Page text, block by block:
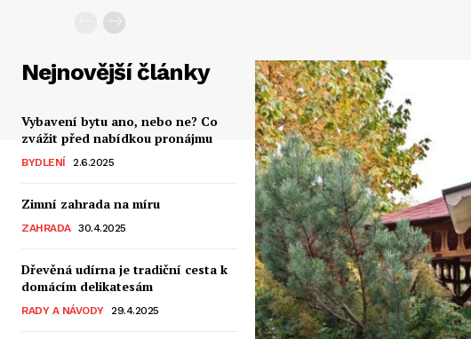
Nejnovější články
Vybavení bytu ano, nebo ne? Co
zvážit před nabídkou pronájmu
BYDLENÍ 2.6.2025
Zimní zahrada na míru
ZAHRADA 30.4.2025
Dřevěná udírna je tradiční cesta k
domácím delikatesám
RADY A NÁVODY 29.4.2025